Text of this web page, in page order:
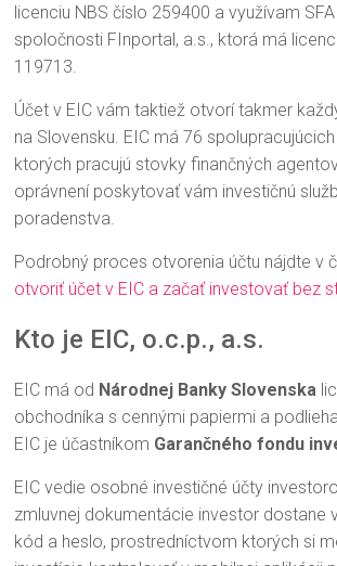
licenciu NBS číslo 259400 a využívam
spoločnosti FInportal, a.s., ktorá má
119713.
Účet v EIC vám taktiež otvorí takmer
na Slovensku. EIC má 76
ktorých pracujú stovky finančných
oprávnení poskytovať vám investičnú
poradenstva.
Podrobný proces otvorenia účtu nájdte v
otvoriť účet v EIC a začať investovať bez
Kto je EIC, o.c.p., a.s.
EIC má od Národnej Banky Slovenska
obchodníka s cennými papiermi a
EIC je účastníkom Garančného fondu
EIC vedie osobné investičné účty
zmluvnej dokumentácie investor dostane
kód a heslo, prostredníctvom ktorých si